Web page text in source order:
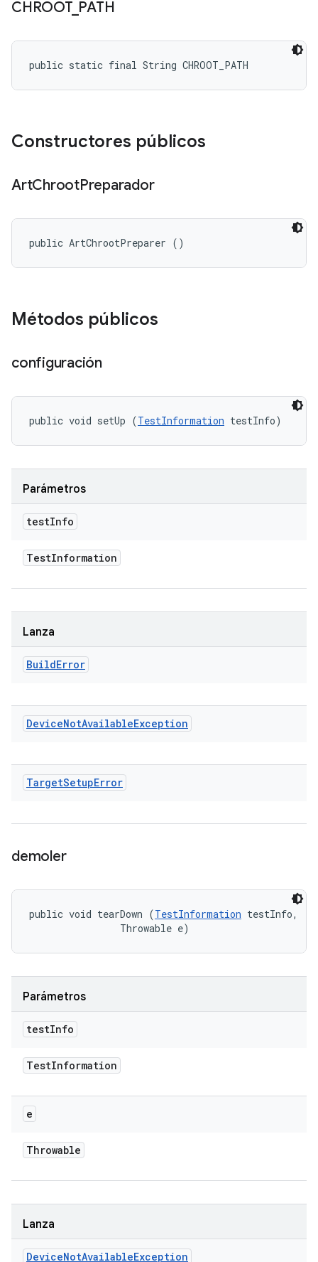
CHROOT_ PATH
public static final String CHROOT_PATH
Constructores públicos
ArtChrootPreparador
public ArtChrootPreparer ()
Métodos públicos
configuración
public void setUp (TestInformation testInfo)
Parámetros
testInfo
TestInformation
Lanza
BuildError
DeviceNotAvailableException
TargetSetupError
demoler
public void tearDown (TestInformation testInfo,
                Throwable e)
Parámetros
testInfo
TestInformation
e
Throwable
Lanza
DeviceNotAvailableException